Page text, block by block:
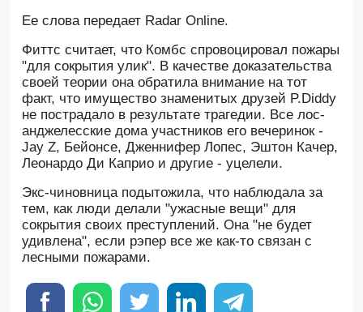
Ее слова передает Radar Online.
Фиттс считает, что Комбс спровоцировал пожары
"для сокрытия улик". В качестве доказательства
своей теории она обратила внимание на тот
факт, что имущество знаменитых друзей P.Diddy
не пострадало в результате трагедии. Все лос-
анджелесские дома участников его вечеринок -
Jay Z, Бейонсе, Дженнифер Лопес, Эштон Качер,
Леонардо Ди Каприо и другие - уцелели.
Экс-чиновница подытожила, что наблюдала за
тем, как люди делали "ужасные вещи" для
сокрытия своих преступлений. Она "не будет
удивлена", если рэпер все же как-то связан с
лесными пожарами.